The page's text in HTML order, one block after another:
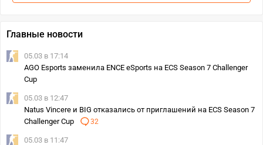
Главные новости
05.03 в 17:14
AGO Esports заменила ENCE eSports на ECS Season 7 Challenger
Cup
05.03 в 12:47
Natus Vincere и BIG отказались от приглашений на ECS Season 7
Challenger Cup
32
05.03 в 11:47